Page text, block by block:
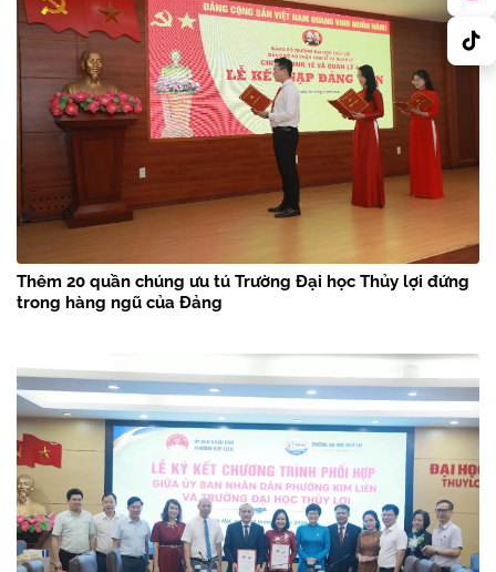
Thêm 20 quần chúng ưu tú Trường Đại học Thủy lợi đứng
trong hàng ngũ của Đảng